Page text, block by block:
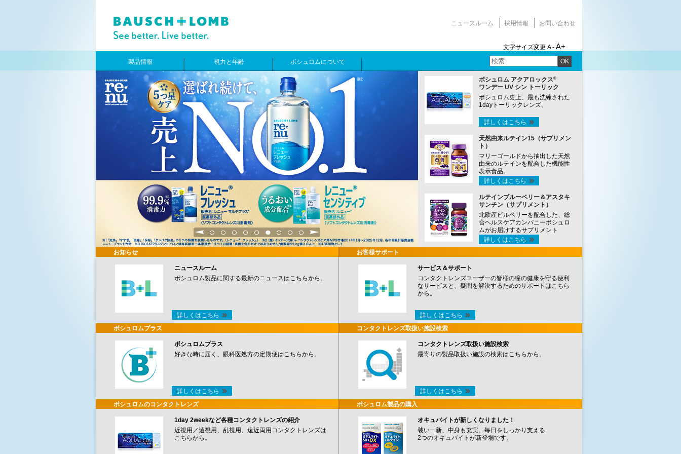
ニュースルーム 採用情報 お問い合わせ
文字サイズ変更 A - A+
OK
製品情報 視力と年齢 ボシュロムについて
1 2 3 4 5 6 7 8 9
ボシュロム アクアロックス®
ワンデー UV シン トーリック
ボシュロム史上、最も洗練された
1dayトーリックレンズ。
詳しくはこちら
天然由来ルテイン15（サプリメン
ト）
マリーゴールドから抽出した天然
由来のルテインを配合した機能性
表示食品。
詳しくはこちら
ルテインブルーベリー＆アスタキ
サンチン（サプリメント）
北欧産ビルベリーを配合した、総
合ヘルスケアカンパニーボシュロ
ムがお届けするサプリメント
詳しくはこちら
お知らせ
ニュースルーム
ボシュロム製品に関する最新のニュースはこちらから。
詳しくはこちら
ボシュロムプラス
ボシュロムプラス
好きな時に届く、眼科医処方の定期便はこちらから。
詳しくはこちら
ボシュロムのコンタクトレンズ
1day 2weekなど各種コンタクトレンズの紹介
近視用／遠視用、乱視用、遠近両用コンタクトレンズは
こちらから。
お客様サポート
サービス＆サポート
コンタクトレンズユーザーの皆様の瞳の健康を守る便利
なサービスと、疑問を解決するためのサポートはこちら
から。
詳しくはこちら
コンタクトレンズ取扱い施設検索
コンタクトレンズ取扱い施設検索
最寄りの製品取扱い施設の検索はこちらから。
詳しくはこちら
ボシュロム製品の購入
オキュバイトが新しくなりました！
装い一新、中身も充実。毎日をしっかり支える
2つのオキュバイトが新登場です。